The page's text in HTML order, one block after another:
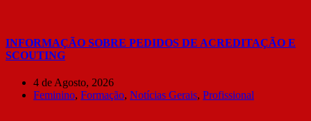
INFORMAÇÃO SOBRE PEDIDOS DE ACREDITAÇÃO E
SCOUTING
4 de Agosto, 2026
Feminino, Formação, Notícias Gerais, Profissional